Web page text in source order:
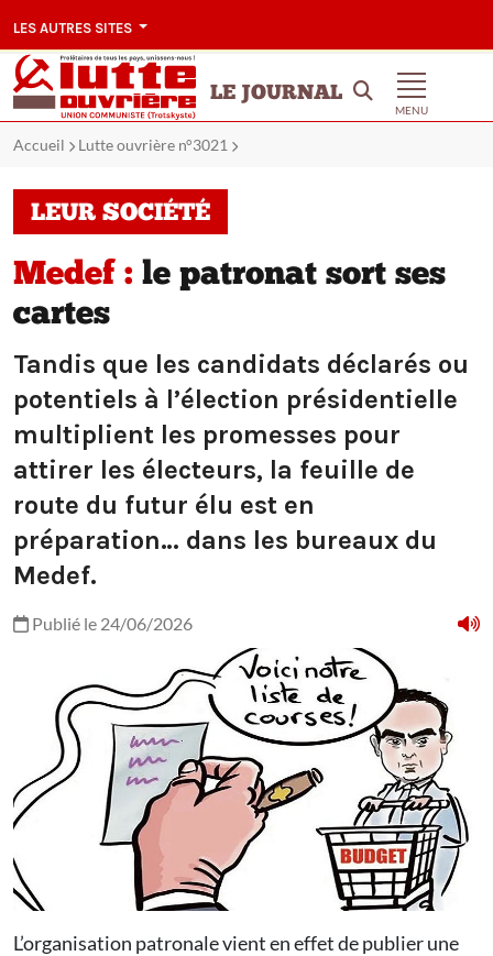
LES AUTRES SITES
LE JOURNAL
MENU
Accueil Lutte ouvrière n°3021
LEUR SOCIÉTÉ
Medef : le patronat sort ses
cartes
Tandis que les candidats déclarés ou
potentiels à l’élection présidentielle
multiplient les promesses pour
attirer les électeurs, la feuille de
route du futur élu est en
préparation… dans les bureaux du
Medef.
Publié le 24/06/2026
L’organisation patronale vient en effet de publier une